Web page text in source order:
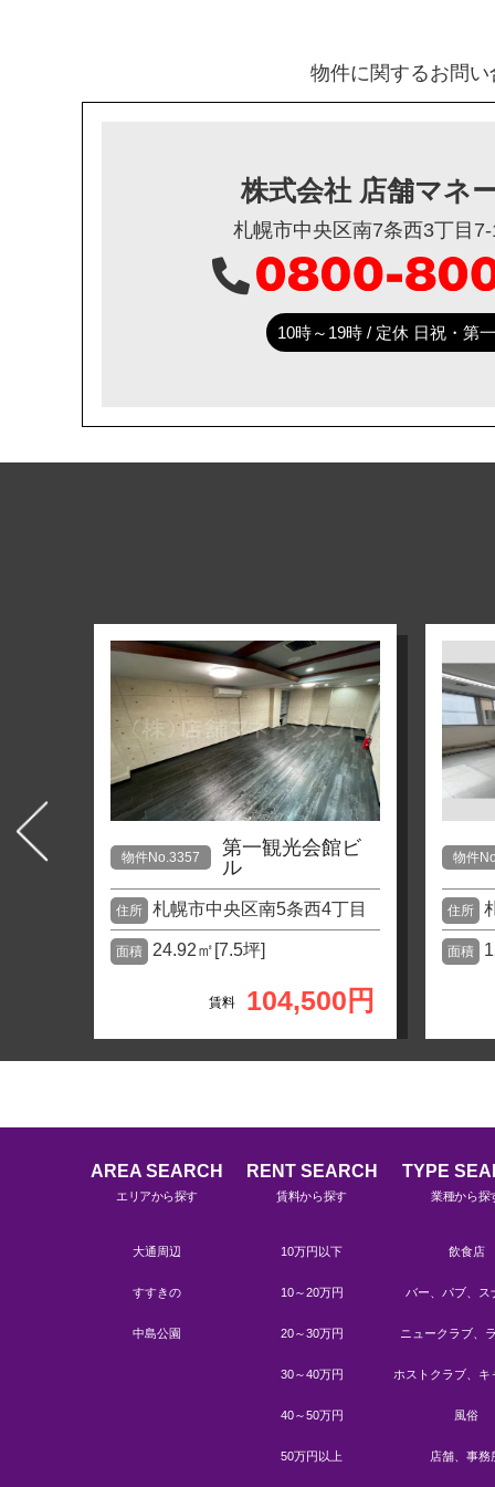
物件に関するお問
株式会社 店舗マネ
札幌市中央区南7条西3丁目
10時～19時 / 定休 日祝・第
ク 物件No.3357
第一観光会館ビ
ル
住所 札幌市中央区南5条西4丁目
面積 24.92㎡[7.5坪]
賃料 104,500円
物件
住所
面積
AREA SEARCH
エリアから探す
大通周辺
すすきの
中島公園
RENT SEARCH
賃料から探す
10万円以下
10～20万円
20～30万円
30～40万円
40～50万円
50万円以上
TYPE
業種から探
飲食店
バー、パブ、ス
ニュークラブ、
ホストクラブ、キ
風俗
店舗、事務